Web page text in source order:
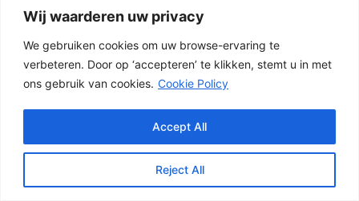
Wij waarderen uw privacy
We gebruiken cookies om uw browse-ervaring te
verbeteren. Door op ‘accepteren’ te klikken, stemt u in met
ons gebruik van cookies. Cookie Policy
Reject All
Accept All
schutting en de aanwezigheid van poorten of hoeken
hebben invloed op de beste oplossing.
Welke schutting past bij uw tuin?
In veel tuinen wordt gekozen voor een combinatie
basis, terwijl het tuinhout zorgen voor een natuurlijke
uitstraling.} Het resultaat is een stevige
tuinafscheiding die netjes oogt en jarenlang mee kan